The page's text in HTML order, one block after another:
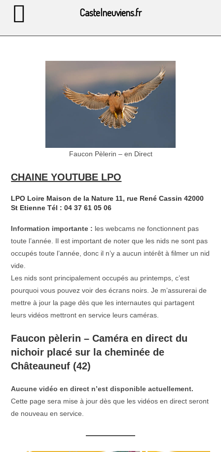
Faucon Pèlerin – en Direct
CHAINE YOUTUBE LPO
LPO Loire Maison de la Nature 11, rue René Cassin 42000
St Etienne Tél : 04 37 61 05 06
Information importante : les webcams ne fonctionnent pas
toute l’année. Il est important de noter que les nids ne sont pas
occupés toute l’année, donc il n’y a aucun intérêt à filmer un nid
vide.
Les nids sont principalement occupés au printemps, c’est
pourquoi vous pouvez voir des écrans noirs. Je m’assurerai de
mettre à jour la page dès que les internautes qui partagent
leurs vidéos mettront en service leurs caméras.
Faucon pèlerin – Caméra en direct du
nichoir placé sur la cheminée de
Châteauneuf (42)
Aucune vidéo en direct n’est disponible actuellement.
Cette page sera mise à jour dès que les vidéos en direct seront
de nouveau en service.
Castelneuviens.fr